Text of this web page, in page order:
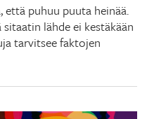
että puhuu puuta heinää.
lähde ei kestäkään
tarvitsee faktojen